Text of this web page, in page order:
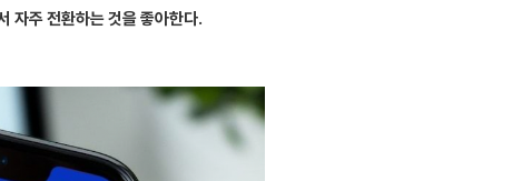
자주 전환하는 것을 좋아한다.